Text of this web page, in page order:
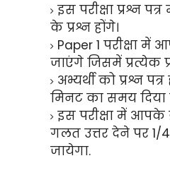
इस परीक्षा प्रश्न
के प्रश्न होंगे।
Paper 1 परीक्षा में
जाएंगे जिसमें प्रत्येक
अभ्यर्थी को प्रश्न
मिनट का समय दिया
इस परीक्षा में आपके
गलत उत्तर देने पर 1/
जायेगा.